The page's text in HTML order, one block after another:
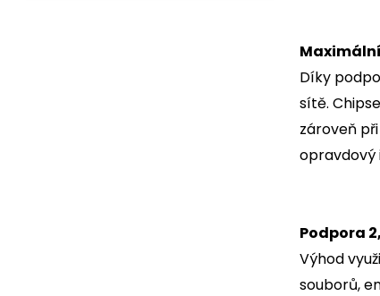
Díky
sítě.
zároveň
opravdový
Podpora
Výhod
souborů,